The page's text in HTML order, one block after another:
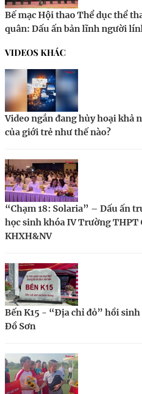
Bế mạc Hội thao Thể dục thể
quân: Dấu ấn bản lĩnh người
VIDEOS KHÁC
Video ngắn đang hủy hoại khả
của giới trẻ như thế nào?
“Chạm 18: Solaria” – Dấu ấn
học sinh khóa IV Trường THPT
KHXH&NV
Bến K15 - “Địa chỉ đỏ” hồi sinh
Đồ Sơn